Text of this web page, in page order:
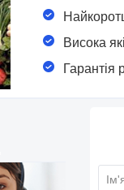
Висока
Гарантія